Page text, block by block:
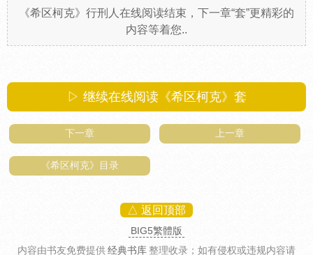
《希区柯克》行刑人在线阅读结束，下一章“套”更精彩的
内容等着您..
▷ 继续在线阅读《希区柯克》套
下一章 上一章
《希区柯克》目录
△ 返回顶部
BIG5繁體版
内容由书友免费提供经典书库整理收录 ；如有侵权或违规内容请